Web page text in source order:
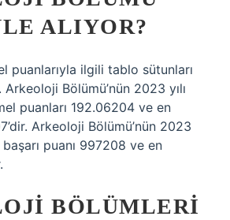
ALIYOR?
puanlarıyla ilgili tablo sütunları
Bölümü’nün 2023 yılı
puanları 192.06204 ve en
Arkeoloji Bölümü’nün 2023
puanı 997208 ve en
BÖLÜMLERI